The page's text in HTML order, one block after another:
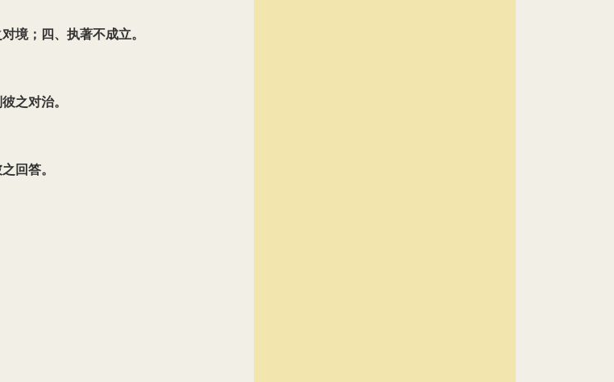
境；四、执著不成立。
之对治。
回答。